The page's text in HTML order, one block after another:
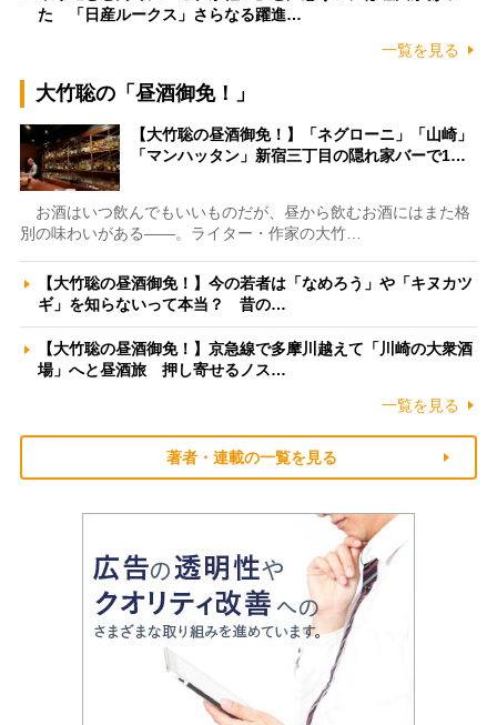
た 「日産ルークス」さらなる躍進…
一覧を見る
大竹聡の「昼酒御免！」
【大竹聡の昼酒御免！】「ネグローニ」「山崎」
「マンハッタン」新宿三丁目の隠れ家バーで1…
お酒はいつ飲んでもいいものだが、昼から飲むお酒にはまた格
別の味わいがある――。ライター・作家の大竹…
【大竹聡の昼酒御免！】今の若者は「なめろう」や「キヌカツ
ギ」を知らないって本当？ 昔の…
【大竹聡の昼酒御免！】京急線で多摩川越えて「川崎の大衆酒
場」へと昼酒旅 押し寄せるノス…
一覧を見る
著者・連載の一覧を見る